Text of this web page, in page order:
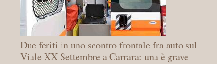
Due feriti in uno scontro frontale fra auto sul
Viale XX Settembre a Carrara: una è grave